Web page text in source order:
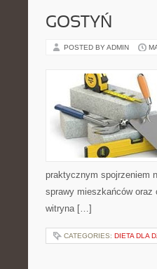
GOSTYŃ
POSTED BY ADMIN
praktycznym spojrzeniem
sprawy mieszkańców
witryna […]
CATEGORIES: DIETA DLA